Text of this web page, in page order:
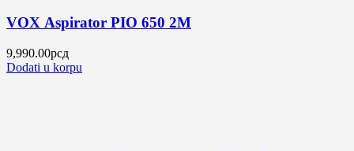
VOX Aspirator PIO 650 2M
9,990.00рсд
Dodati u korpu